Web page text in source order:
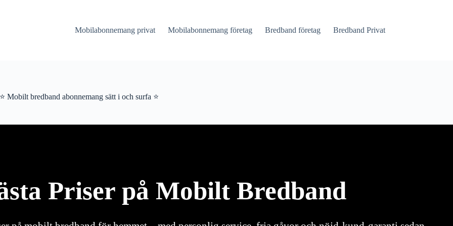
Mobilabonnemang privat Mobilabonnemang företag Bredband företag Bredband Privat
⭐ Mobilt bredband abonnemang sätt i och surfa ⭐
Priser på Mobilt Bredband